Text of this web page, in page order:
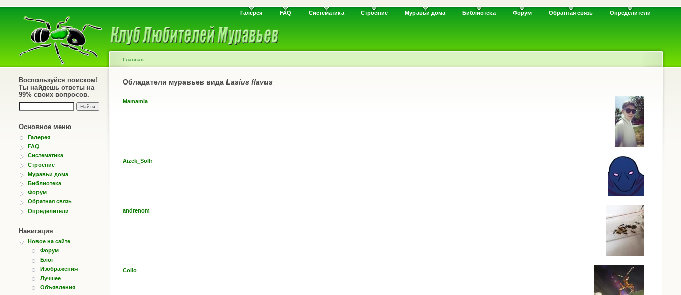
Галерея FAQ Систематика Строение Муравьи дома Библиотека Форум Обратная связь Определители
Воспользуйся поиском!
Ты найдешь ответы на
99% своих вопросов.
Основное меню
Галерея
FAQ
Систематика
Строение
Муравьи дома
Библиотека
Форум
Обратная связь
Определители
Навигация
Новое на сайте
Форум
Блог
Изображения
Лучшее
Объявления
Главная
Обладатели муравьев вида Lasius flavus
Mamamia
Aizek_Solh
andrenom
Collo